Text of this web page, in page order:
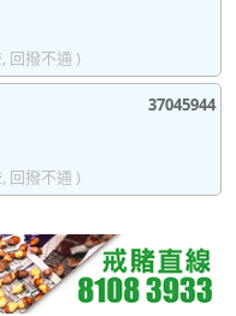
37046043
37046051
37046055
37046059
回撥不通 )
37045944
回撥不通 )